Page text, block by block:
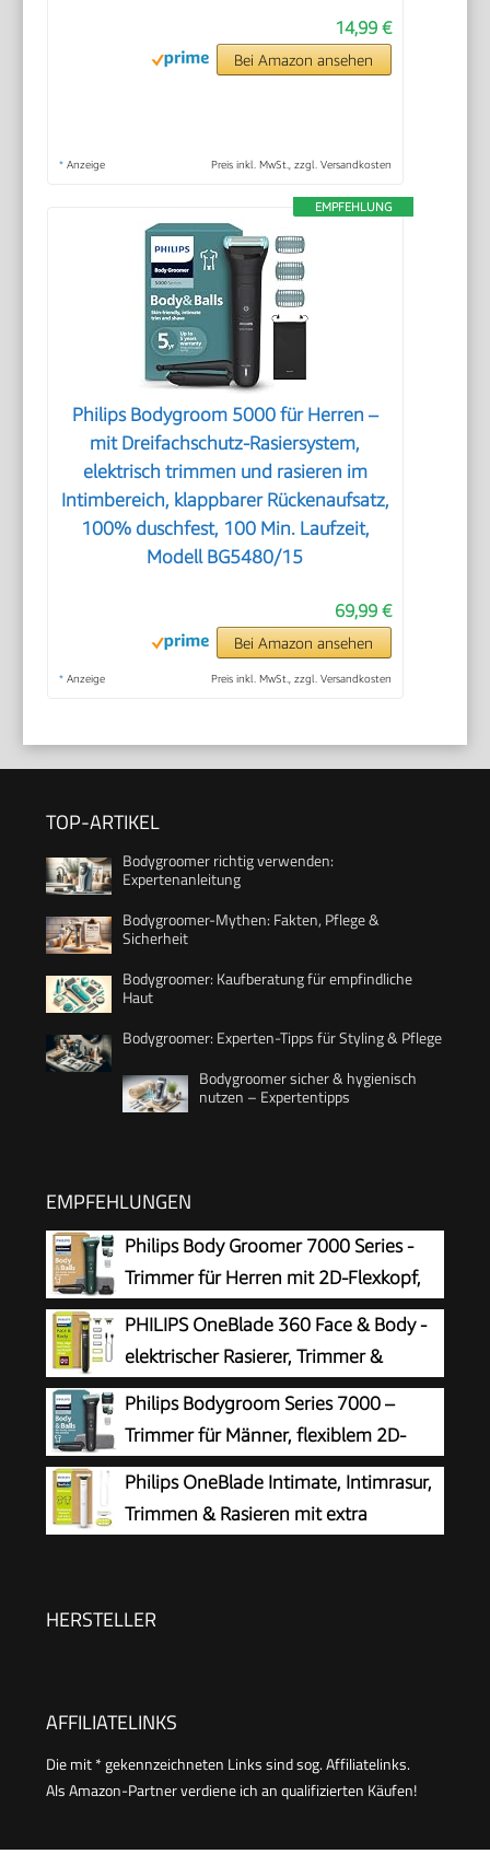
14,99 €
Bei Amazon ansehen
* Anzeige Preis inkl. MwSt., zzgl. Versandkosten
EMPFEHLUNG
Philips Bodygroom 5000 für Herren –
mit Dreifachschutz-Rasiersystem,
elektrisch trimmen und rasieren im
Intimbereich, klappbarer Rückenaufsatz,
100% duschfest, 100 Min. Laufzeit,
Modell BG5480/15
69,99 €
Bei Amazon ansehen
* Anzeige Preis inkl. MwSt., zzgl. Versandkosten
TOP-ARTIKEL
Bodygroomer richtig verwenden:
Expertenanleitung
Bodygroomer-Mythen: Fakten, Pflege &
Sicherheit
Bodygroomer: Kaufberatung für empfindliche
Haut
Bodygroomer: Experten-Tipps für Styling & Pflege
Bodygroomer sicher & hygienisch
nutzen – Expertentipps
EMPFEHLUNGEN
Philips Body Groomer 7000 Series -
Trimmer für Herren mit 2D-Flexkopf,
Triple Protect Shave System,
austauschbaren Köpfen, Intimate Trim & Shave,
100% duschfest, 120 Min. Laufzeit, Modell
BG7485/30
PHILIPS OneBlade 360 Face & Body -
elektrischer Rasierer, Trimmer &
Bodygroomer, 3x 360 Klingen, 3x
Trimmaufsätze (1/3/5 mm), 2x Körperaufsätze,
Nass- & Trockenrasur für Gesicht & Körper
(QP2824/31)
Philips Bodygroom Series 7000 –
Trimmer für Männer, flexiblem 2D-
Scherkopf Dreifachschutz -
austauschbare Scherköpfe, Nutzung im
Intimbereich, 100% duschfest, 120 Min.
Philips OneBlade Intimate, Intimrasur,
Trimmen & Rasieren mit extra
rasieren, Modell QP1924/30
HERSTELLER
AFFILIATELINKS
Die mit * gekennzeichneten Links sind sog. Affiliatelinks.
Als Amazon-Partner verdiene ich an qualifizierten Käufen!